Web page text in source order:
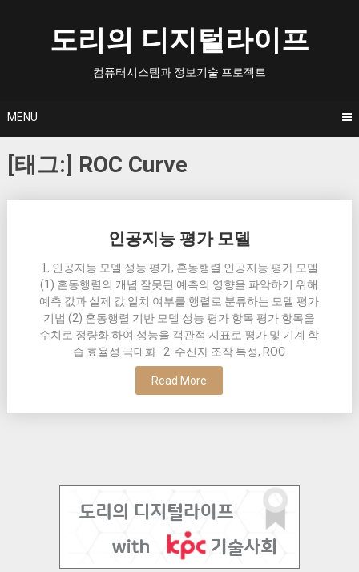
도리의 디지털라이프
컴퓨터시스템과 정보기술 프로젝트
MENU
[태그:] ROC Curve
인공지능 평가 모델
1. 인공지능 모델 성능 평가, 혼동행렬 인공지능 평가 모델
(1) 혼동행렬의 개념 잘못된 예측의 영향을 파악하기 위해
예측 값과 실제 값 일치 여부를 행렬로 분류하는 모델 평가
기법 (2) 혼동행렬 기반 모델 성능 평가 항목 평가 항목을
수치로 정량화 하여 성능을 객관적 지표로 평가 및 기계 학
습 효율성 극대화 2. 수신자 조작 특성, ROC
Read More